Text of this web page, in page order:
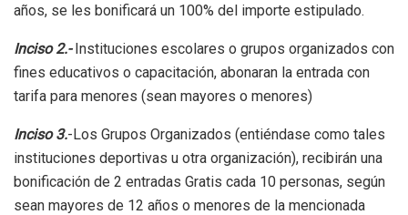
años, se les bonificará un 100% del importe estipulado.
Inciso 2.-Instituciones escolares o grupos organizados con
fines educativos o capacitación, abonaran la entrada con
tarifa para menores (sean mayores o menores)
Inciso 3.-Los Grupos Organizados (entiéndase como tales
instituciones deportivas u otra organización), recibirán una
bonificación de 2 entradas Gratis cada 10 personas, según
sean mayores de 12 años o menores de la mencionada